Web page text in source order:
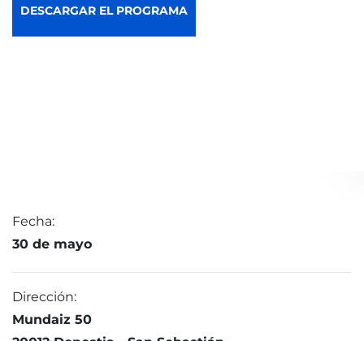
DESCARGAR EL PROGRAMA
Fecha:
30 de mayo
Dirección:
Mundaiz 50